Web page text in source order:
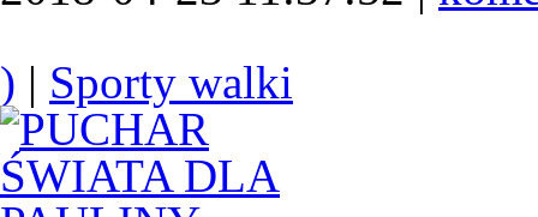
) | Sporty walki